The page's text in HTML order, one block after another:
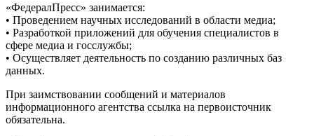
«ФедералПресс» занимается:
• Проведением научных исследований в области медиа;
• Разработкой приложений для обучения специалистов в
сфере медиа и госслужбы;
• Осуществляет деятельность по созданию различных баз
данных.
При заимствовании сообщений и материалов
информационного агентства ссылка на первоисточник
обязательна.